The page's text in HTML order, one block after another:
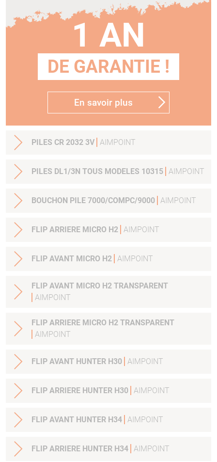
1 AN
DE GARANTIE !
En savoir plus
PILES CR 2032 3V AIMPOINT
PILES DL1/3N TOUS MODELES 10315 AIMPOINT
BOUCHON PILE 7000/COMPC/9000 AIMPOINT
FLIP ARRIERE MICRO H2 AIMPOINT
FLIP AVANT MICRO H2 AIMPOINT
FLIP AVANT MICRO H2 TRANSPARENT
AIMPOINT
FLIP ARRIERE MICRO H2 TRANSPARENT
AIMPOINT
FLIP AVANT HUNTER H30 AIMPOINT
FLIP ARRIERE HUNTER H30 AIMPOINT
FLIP AVANT HUNTER H34 AIMPOINT
FLIP ARRIERE HUNTER H34 AIMPOINT